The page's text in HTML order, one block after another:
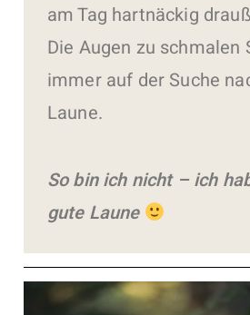
am Tag hartnäckig
Die Augen zu schmalen
immer auf der Suche
Laune.
So bin ich nicht – ich
gute Laune